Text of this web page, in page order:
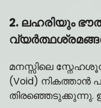
2. ലഹരിയും
മനസ്സിലെ
(Void) നികത്താൻ
തിരഞ്ഞെടുക്കുന്നു.